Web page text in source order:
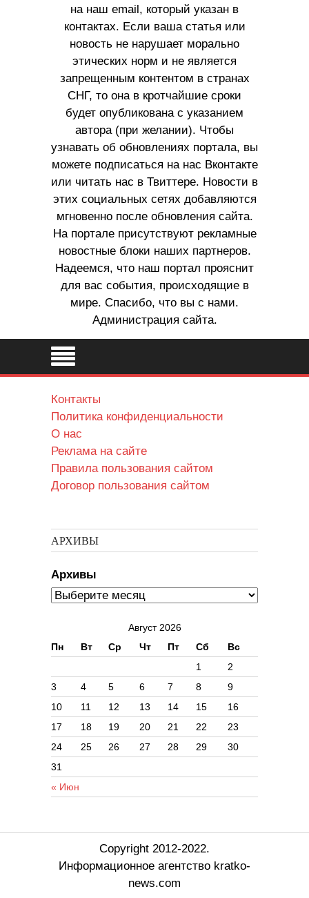
на наш email, который указан в
контактах. Если ваша статья или
новость не нарушает морально
этических норм и не является
запрещенным контентом в странах
СНГ, то она в кротчайшие сроки
будет опубликована с указанием
автора (при желании). Чтобы
узнавать об обновлениях портала, вы
можете подписаться на нас Вконтакте
или читать нас в Твиттере. Новости в
этих социальных сетях добавляются
мгновенно после обновления сайта.
На портале присутствуют рекламные
новостные блоки наших партнеров.
Надеемся, что наш портал прояснит
для вас события, происходящие в
мире. Спасибо, что вы с нами.
Администрация сайта.
Контакты
Политика конфиденциальности
О нас
Реклама на сайте
Правила пользования сайтом
Договор пользования сайтом
АРХИВЫ
Архивы
Август 2026
Пн
Вт Ср Чт Пт Сб Вс
« Июн
1
2
3
4 5 6 7 8
9
10
11 12 13 14 15
16
17
18 19 20 21 22
23
24
25 26 27 28 29
30
31
Copyright 2012-2022.
Информационное агентство kratko-
news.com